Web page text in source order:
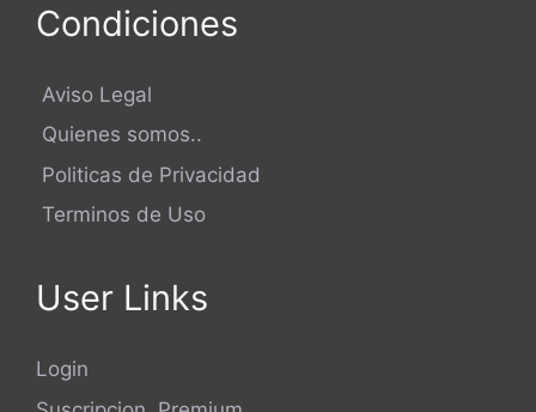
Condiciones
Aviso Legal
Quienes somos..
Politicas de Privacidad
Terminos de Uso
User Links
Login